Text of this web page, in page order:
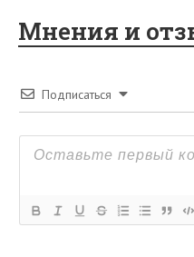
Мнения и
Подписаться